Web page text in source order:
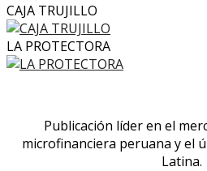
CAJA TRUJILLO
LA PROTECTORA
Publicación líder en el
microfinanciera peruana y el
Latina.